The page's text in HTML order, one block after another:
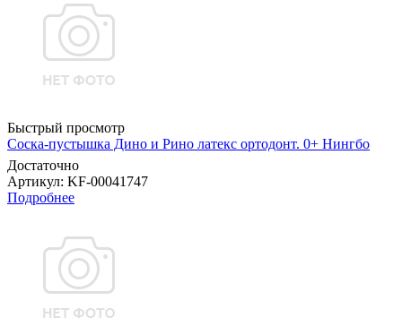
Быстрый просмотр
Соска-пустышка Дино и Рино латекс ортодонт. 0+ Нингбо
Достаточно
Артикул: KF-00041747
Подробнее